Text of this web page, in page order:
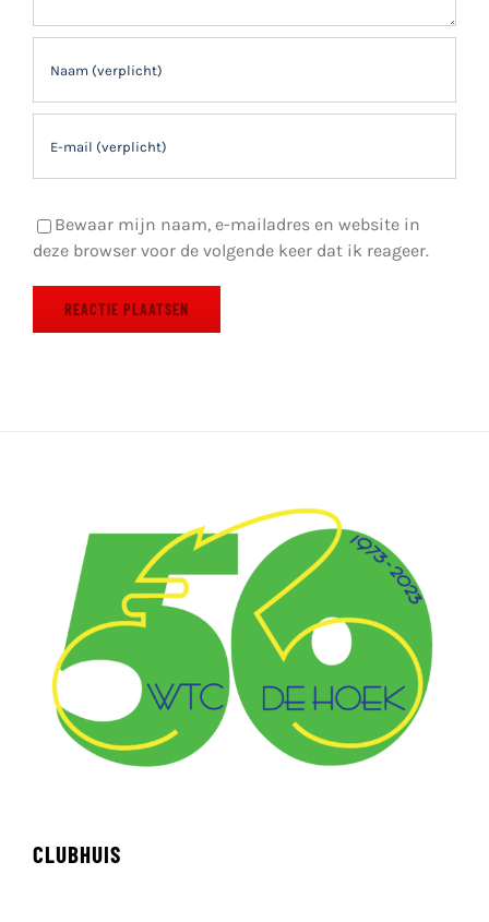
Bewaar mijn naam, e-mailadres en website in
deze browser voor de volgende keer dat ik reageer.
CLUBHUIS